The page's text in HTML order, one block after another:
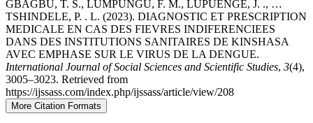
GBAGBU, T. S., LUMPUNGU, F. M., LUPUENGE, J. ., …
TSHINDELE, P. . L. (2023). DIAGNOSTIC ET PRESCRIPTION
MEDICALE EN CAS DES FIEVRES INDIFERENCIEES
DANS DES INSTITUTIONS SANITAIRES DE KINSHASA
AVEC EMPHASE SUR LE VIRUS DE LA DENGUE.
International Journal of Social Sciences and Scientific Studies, 3(4),
3005–3023. Retrieved from
https://ijssass.com/index.php/ijssass/article/view/208
More Citation Formats